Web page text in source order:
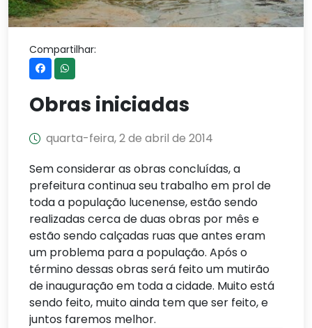
Compartilhar:
Obras iniciadas
quarta-feira, 2 de abril de 2014
Sem considerar as obras concluídas, a
prefeitura continua seu trabalho em prol de
toda a população lucenense, estão sendo
realizadas cerca de duas obras por mês e
estão sendo calçadas ruas que antes eram
um problema para a população. Após o
término dessas obras será feito um mutirão
de inauguração em toda a cidade. Muito está
sendo feito, muito ainda tem que ser feito, e
juntos faremos melhor.